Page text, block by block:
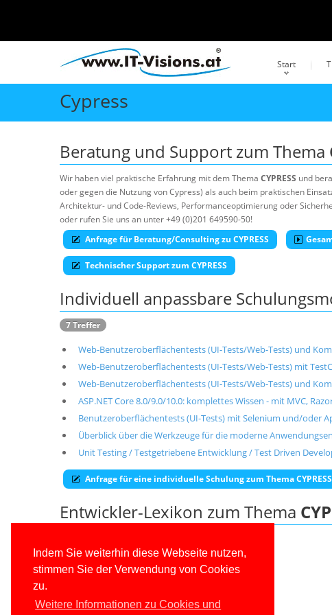
Indem Sie weiterhin diese Webseite nutzen,
stimmen Sie der Verwendung von Cookies
zu.
Weitere Informationen zu Cookies und
Start
Cypress
Beratung und Support zum Thema
Wir haben viel praktische Erfahrung mit dem Thema CYPRESS und
oder gegen die Nutzung von Cypress) als auch beim praktischen
Architektur- und Code-Reviews, Performanceoptimierung oder
oder rufen Sie uns an unter +49 (0)201 649590-50!
Anfrage für Beratung/Consulting zu CYPRESS
Technischer Support zum CYPRESS
Individuell anpassbare
7 Treffer
Web-Benutzeroberflächentests (UI-Tests/Web-Tests) und
Web-Benutzeroberflächentests (UI-Tests/Web-Tests) mit
Web-Benutzeroberflächentests (UI-Tests/Web-Tests) und
ASP.NET Core 8.0/9.0/10.0: komplettes Wissen - mit MVC,
Benutzeroberflächentests (UI-Tests) mit Selenium und/oder
Überblick über die Werkzeuge für die moderne
Unit Testing / Testgetriebene Entwicklung / Test Driven
Anfrage für eine individuelle Schulung zum Thema CYPRESS
Entwickler-Lexikon zum Thema
Webtest